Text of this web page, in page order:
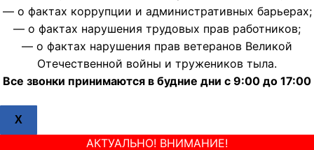
— о фактах коррупции и административных барьерах;
— о фактах нарушения трудовых прав работников;
— о фактах нарушения прав ветеранов Великой
Отечественной войны и тружеников тыла.
Все звонки принимаются в будние дни с 9:00 до 17:00
X
АКТУАЛЬНО! ВНИМАНИЕ!